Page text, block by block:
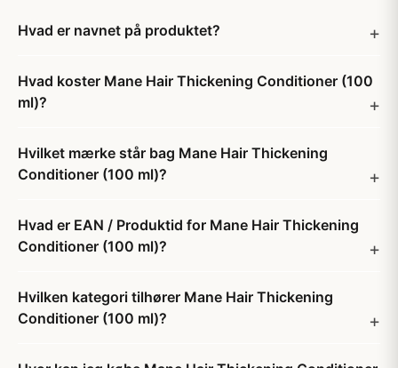
Hvad er navnet på produktet?
Hvad koster Mane Hair Thickening Conditioner (100
ml)?
Hvilket mærke står bag Mane Hair Thickening
Conditioner (100 ml)?
Hvad er EAN / Produktid for Mane Hair Thickening
Conditioner (100 ml)?
Hvilken kategori tilhører Mane Hair Thickening
Conditioner (100 ml)?